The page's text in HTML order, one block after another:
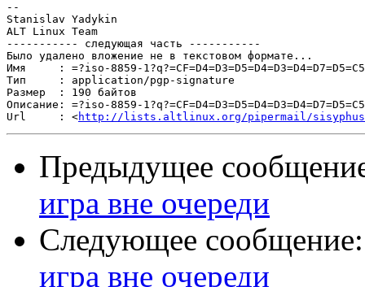
--
Stanislav Yadykin
ALT Linux Team
----------- следующая часть -----------
Было удалено вложение не в текстовом формате...
Имя     : =?iso-8859-
Тип     : application/pgp-signature
Размер  : 190 байтов
Описание: =?iso-8859-
Url     : <http://lists.altlinux.org/pipermail/sisyphus/
Предыдущее
игра вне очереди
Следующее
игра вне очереди